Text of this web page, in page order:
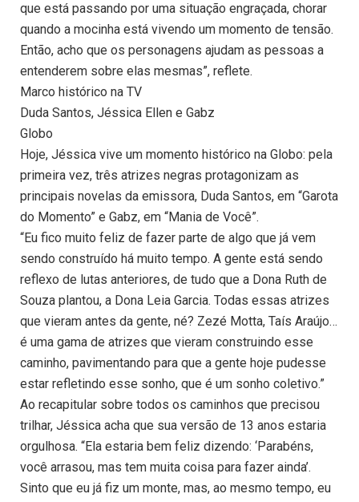
que está passando por uma situação engraçada, chorar
quando a mocinha está vivendo um momento de tensão.
Então, acho que os personagens ajudam as pessoas a
entenderem sobre elas mesmas”, reflete.
Marco histórico na TV
Duda Santos, Jéssica Ellen e Gabz
Globo
Hoje, Jéssica vive um momento histórico na Globo: pela
primeira vez, três atrizes negras protagonizam as
principais novelas da emissora, Duda Santos, em “Garota
do Momento” e Gabz, em “Mania de Você”.
“Eu fico muito feliz de fazer parte de algo que já vem
sendo construído há muito tempo. A gente está sendo
reflexo de lutas anteriores, de tudo que a Dona Ruth de
Souza plantou, a Dona Leia Garcia. Todas essas atrizes
que vieram antes da gente, né? Zezé Motta, Taís Araújo…
é uma gama de atrizes que vieram construindo esse
caminho, pavimentando para que a gente hoje pudesse
estar refletindo esse sonho, que é um sonho coletivo.”
Ao recapitular sobre todos os caminhos que precisou
trilhar, Jéssica acha que sua versão de 13 anos estaria
orgulhosa. “Ela estaria bem feliz dizendo: ‘Parabéns,
você arrasou, mas tem muita coisa para fazer ainda’.
Sinto que eu já fiz um monte, mas, ao mesmo tempo, eu